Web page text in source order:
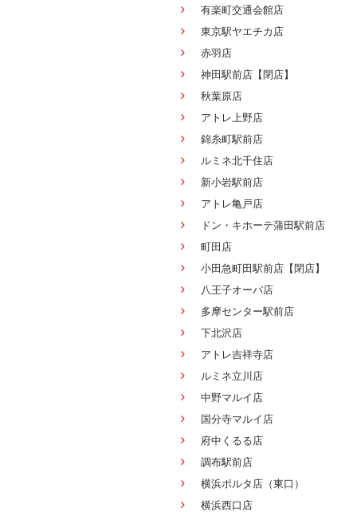
有楽町交通会館店
東京駅ヤエチカ店
赤羽店
神田駅前店【閉店】
秋葉原店
アトレ上野店
錦糸町駅前店
ルミネ北千住店
新小岩駅前店
アトレ亀戸店
ドン・キホーテ蒲田駅前店
町田店
小田急町田駅前店【閉店】
八王子オーパ店
多摩センター駅前店
下北沢店
アトレ吉祥寺店
ルミネ立川店
中野マルイ店
国分寺マルイ店
府中くるる店
調布駅前店
横浜ポルタ店（東口）
横浜西口店